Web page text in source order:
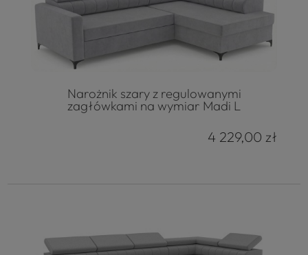
Narożnik szary z regulowanymi
zagłówkami na wymiar Madi L
4 229,00 zł